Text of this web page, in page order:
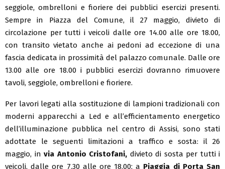
seggiole, ombrelloni e fioriere dei pubblici esercizi presenti.
Sempre in Piazza del Comune, il 27 maggio, divieto di
circolazione per tutti i veicoli dalle ore 14.00 alle ore 18.00,
con transito vietato anche ai pedoni ad eccezione di una
fascia dedicata in prossimità del palazzo comunale. Dalle ore
13.00 alle ore 18.00 i pubblici esercizi dovranno rimuovere
tavoli, seggiole, ombrelloni e fioriere.
Per lavori legati alla sostituzione di lampioni tradizionali con
moderni apparecchi a Led e all’efficientamento energetico
dell’illuminazione pubblica nel centro di Assisi, sono stati
adottate le seguenti limitazioni a traffico e sosta: il 26
maggio, in via Antonio Cristofani, divieto di sosta per tutti i
veicoli, dalle ore 7.30 alle ore 18.00; a Piaggia di Porta San